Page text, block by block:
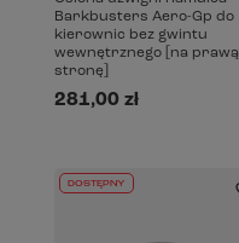
Barkbusters Aero-Gp do
kierownic bez gwintu
wewnętrznego [na prawą
stronę]
281,00 zł
DOSTĘPNY